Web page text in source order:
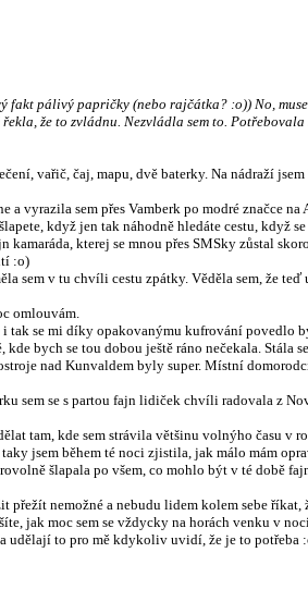
fakt pálivý papričky (nebo rajčátka? :o)) No,
že to zvládnu. Nezvládla sem to. Potřebovala
vařič, čaj, mapu, dvě baterky. Na nádraží
vyrazila sem přes Vamberk po modré značce na
když jen tak náhodně hledáte cestu, když
kamaráda, kterej se mnou přes SMSky zůstal
:o)
sem v tu chvíli cestu zpátky. Věděla sem, že teď
omlouvám.
i tak se mi díky opakovanýmu kufrování povedlo
bych se tou dobou ještě ráno nečekala. Stála
nad Kunvaldem byly super. Místní
sem se s partou fajn lidiček chvíli radovala z
tam, kde sem strávila většinu volnýho času v
jsem během té noci zjistila, jak málo mám
šlapala po všem, co mohlo být v té době
nemožné a nebudu lidem kolem sebe říkat,
jak moc sem se vždycky na horách venku v
udělají to pro mě kdykoliv uvidí, že je to potřeba